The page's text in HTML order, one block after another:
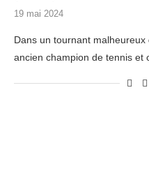
19 mai 2024
Dans un tournant malheureux
ancien champion de tennis et